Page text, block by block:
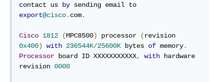
contact us
by
export@cisco. com.
Cisco 1812 (MPC8500) processor (
0x400) with 236544K/25600K bytes of memory.
Processor board ID XXXXXXXXXXX, with hardware
revision 0000